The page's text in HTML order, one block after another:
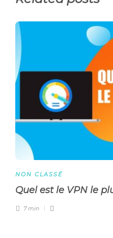
NON CLASSÉ
Quel est le VPN le
7 min